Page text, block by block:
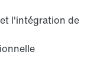
l'intégration de